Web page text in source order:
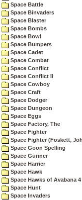
Space Battle
Space Binvaders
Space Blaster
Space Bombs
Space Bowl
Space Bumpers
Space Cadet
Space Combat
Space Conflict
Space Conflict II
Space Cowboy
Space Craft
Space Dodger
Space Dungeon
Space Eggs
Space Factory, The
Space Fighter
Space Fighter (Foskett,
Space Goon Spelling
Space Gunner
Space Harrier
Space Hawk
Space Hawks of Avabana 4
Space Hunt
Space Invaders